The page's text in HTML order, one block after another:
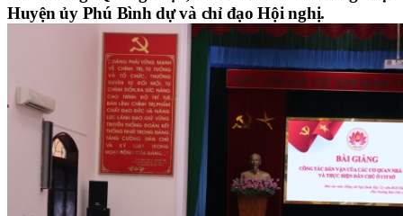
Huyện ủy Phú Bình dự và chỉ đạo Hội nghị.